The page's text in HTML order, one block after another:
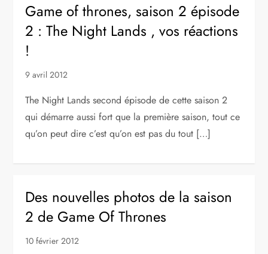
Game of thrones, saison 2 épisode
2 : The Night Lands , vos réactions
!
9 avril 2012
The Night Lands second épisode de cette saison 2
qui démarre aussi fort que la première saison, tout ce
qu’on peut dire c’est qu’on est pas du tout […]
Des nouvelles photos de la saison
2 de Game Of Thrones
10 février 2012